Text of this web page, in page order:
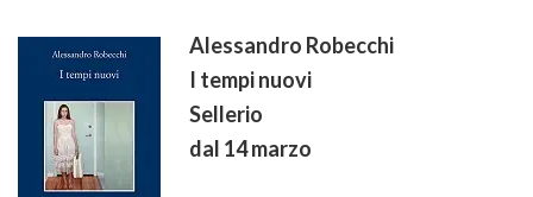
Alessandro Robecchi
I tempi nuovi
Sellerio
dal 14 marzo